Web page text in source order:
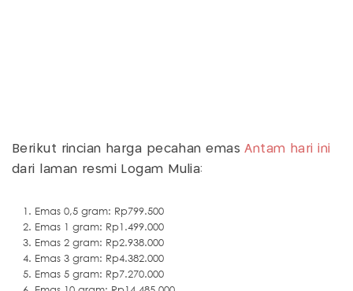
Berikut rincian harga pecahan emasAntam hari ini
dari laman resmi Logam Mulia:
Emas 0,5 gram: Rp799.500
Emas 1 gram: Rp1.499.000
Emas 2 gram: Rp2.938.000
Emas 3 gram: Rp4.382.000
Emas 5 gram: Rp7.270.000